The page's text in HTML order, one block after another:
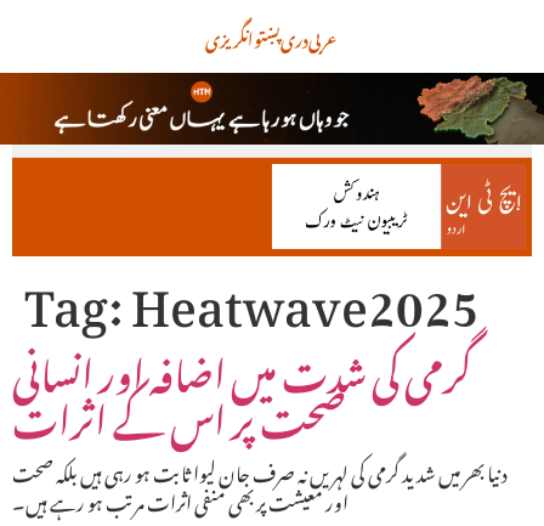
انگریزیپښتودریعربی
Tag:Heatwave2025
گرمی کی شدت میں اضافہ اور انسانی
صحت پر اس کے اثرات
دنیا بھر میں شدید گرمی کی لہریں نہ صرف جان لیوا ثابت ہو رہی ہیں بلکہ صحت
اور معیشت پر بھی منفی اثرات مرتب ہو رہے ہیں۔